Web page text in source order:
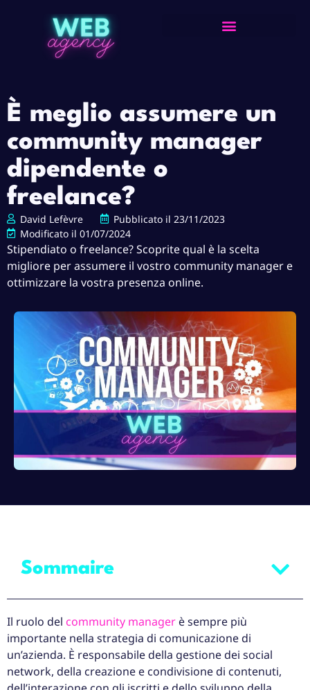
È meglio assumere un
community manager
dipendente o
freelance?
David Lefèvre Pubblicato il 23/11/2023
Modificato il 01/07/2024
Stipendiato o freelance? Scoprite qual è la scelta
migliore per assumere il vostro community manager e
ottimizzare la vostra presenza online.
Sommaire
Il ruolo del community manager è sempre più
importante nella strategia di comunicazione di
un’azienda. È responsabile della gestione dei social
network, della creazione e condivisione di contenuti,